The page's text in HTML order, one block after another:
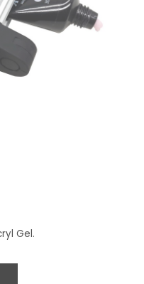
Gel.